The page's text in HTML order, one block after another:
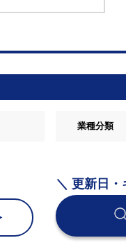
業種分類
＼ 更新日